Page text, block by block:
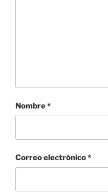
Nombre*
Correo electrónico*